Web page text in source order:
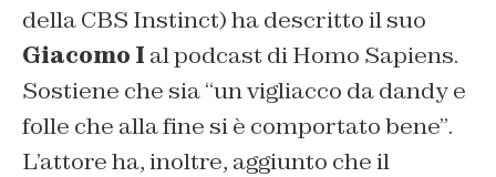
della CBS Instinct)ha descritto il suo
Giacomo I al podcast di Homo Sapiens.
Sostiene che sia“un vigliacco da dandy e
folle che alla fine si è comportato bene”.
L’attore ha, inoltre, aggiunto che il